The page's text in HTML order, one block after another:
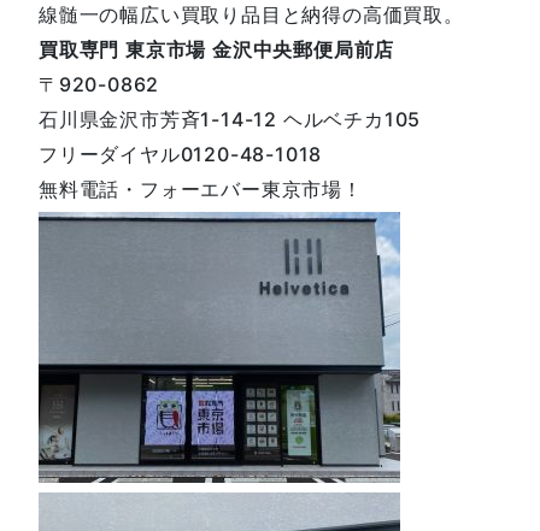
線髄一の幅広い買取り品目と納得の高価買取。
買取専門 東京市場 金沢中央郵便局前店
〒920-0862
石川県金沢市芳斉1-14-12 ヘルベチカ105
フリーダイヤル0120-48-1018
無料電話・フォーエバー東京市場！